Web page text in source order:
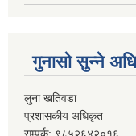
गुनासो सुन्ने
लुना खतिवडा
प्रशासकीय अधिकृत